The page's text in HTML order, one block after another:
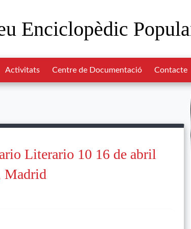
Enciclopèdic
Activitats Centre de Documentació Contacte
Literario 10 16 de abril
Madrid